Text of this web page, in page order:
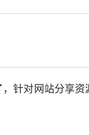
针对网站分享资